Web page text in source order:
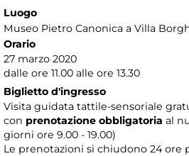
Luogo
Museo Pietro Canonica a Villa
Orario
27 marzo 2020
dalle ore 11.00 alle ore 13.30
Biglietto d'ingresso
Visita guidata tattile-sensoriale
con prenotazione obbligatoria al
giorni ore 9.00 - 19.00)
Le prenotazioni si chiudono 24 ore